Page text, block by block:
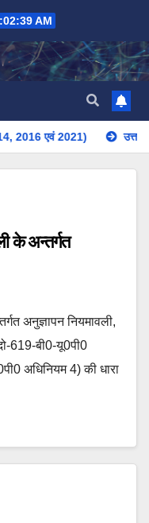
AM
एवं 2021) उत्तर प्रदेश
के अन्तर्गत
अनुज्ञापन नियमावली,
619-बी0-यू0पी0
अधिनियम 4) की धारा